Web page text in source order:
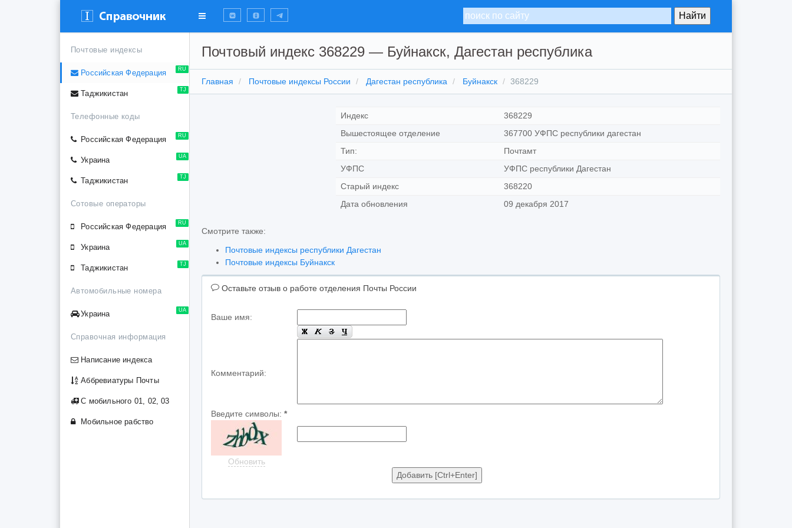
Почтовые индексы
RU
Российская Федерация
TJ
Таджикистан
Телефонные коды
RU
Российская Федерация
UA
Украина
TJ
Таджикистан
Сотовые операторы
RU
Российская Федерация
UA
Украина
TJ
Таджикистан
Автомобильные номера
UA
Украина
Справочная информация
Написание индекса
Аббревиатуры Почты
С мобильного 01, 02, 03
Мобильное рабство
Почтовый индекс 368229 — Буйнакск, Дагестан республика
Главная Почтовые индексы России Дагестан республика Буйнакск 368229
Индекс
368229
Вышестоящее отделение
367700 УФПС республики дагестан
Тип:
Почтамт
УФПС
УФПС республики Дагестан
Старый индекс
368220
Дата обновления
09 декабря 2017
Смотрите также:
Почтовые индексы республики Дагестан
Почтовые индексы Буйнакск
Оставьте отзыв о работе отделения Почты России
Ваше имя:
Комментарий:
Введите символы: *
Обновить